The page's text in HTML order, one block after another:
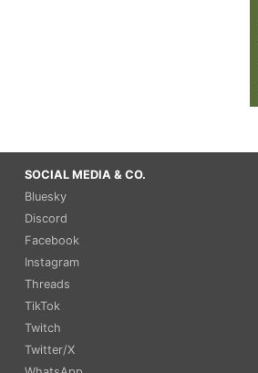
SOCIAL MEDIA & CO.
Bluesky
Discord
Facebook
Instagram
Threads
TikTok
Twitch
Twitter/X